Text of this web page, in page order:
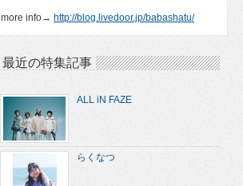
more info→ http://blog.livedoor.jp/babashatu/
最近の特集記事
ALL iN FAZE
らくなつ